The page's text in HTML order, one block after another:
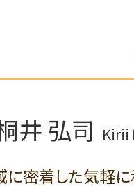
離婚 財産
離婚協議
離婚 不倫
婚姻費用 請
離婚 相談
不倫 証拠
不正行為
事業承継計
契約交渉
労働法コン
売掛金回収
契約チェッ
労務労災管
井 弘司 Kirii
に密着した気軽